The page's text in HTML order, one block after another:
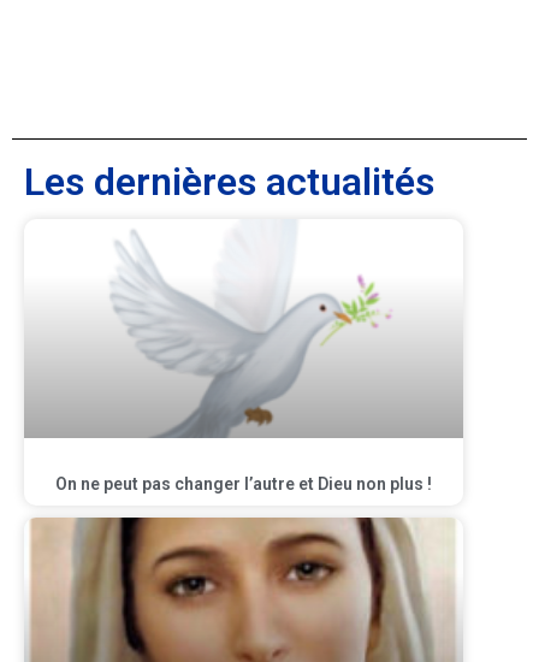
Les dernières actualités
On ne peut pas changer l’autre et Dieu non plus !